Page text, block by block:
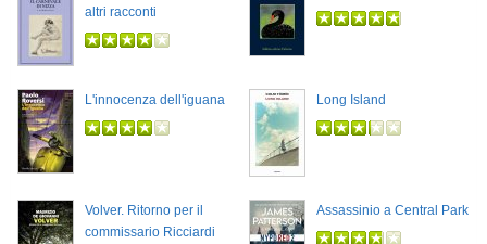
altri racconti
L'innocenza dell'iguana Long Island
Volver. Ritorno per il
commissario Ricciardi
Assassinio a Central Park